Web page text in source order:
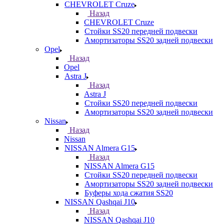
CHEVROLET Cruze
Назад
CHEVROLET Cruze
Стойки SS20 передней подвески
Амортизаторы SS20 задней подвески
Opel
Назад
Opel
Astra J
Назад
Astra J
Стойки SS20 передней подвески
Амортизаторы SS20 задней подвески
Nissan
Назад
Nissan
NISSAN Almera G15
Назад
NISSAN Almera G15
Стойки SS20 передней подвески
Амортизаторы SS20 задней подвески
Буферы хода сжатия SS20
NISSAN Qashqai J10
Назад
NISSAN Qashqai J10